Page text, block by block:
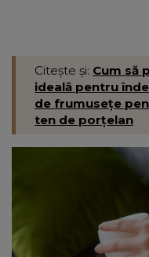
Citește și: Cum să
ideală pentru
de frumusețe
ten de porțelan